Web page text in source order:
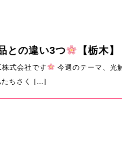
との違い3つ 【栃木】
式会社です 今週のテーマ、光
たちさく […]